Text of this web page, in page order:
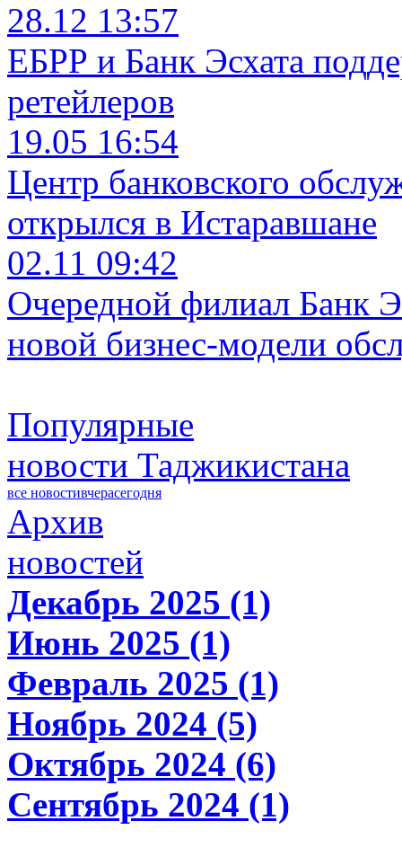
28.12 13:57
ЕБРР и Банк Эсхата
ретейлеров
19.05 16:54
Центр банковского
открылся в Истаравшане
02.11 09:42
Очередной филиал Банк
новой бизнес-модели
Популярные
новости Таджикистана
все новостивчерасегодня
Архив
новостей
Декабрь 2025 (1)
Июнь 2025 (1)
Февраль 2025 (1)
Ноябрь 2024 (5)
Октябрь 2024 (6)
Сентябрь 2024 (1)